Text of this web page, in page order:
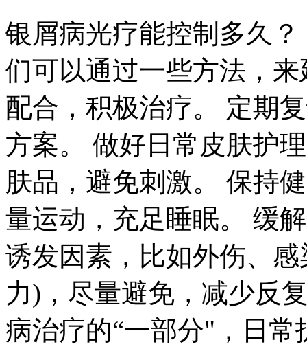
银屑病光疗能控制多久
们可以通过一些方法，
配合，积极治疗。 定期
方案。 做好日常皮肤护
肤品，避免刺激。 保持
量运动，充足睡眠。 缓
诱发因素，比如外伤、
力)，尽量避免，减少反
病治疗的“一部分"，日